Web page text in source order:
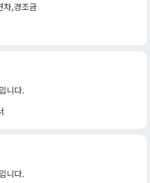
차,경조금
니다.
니다.